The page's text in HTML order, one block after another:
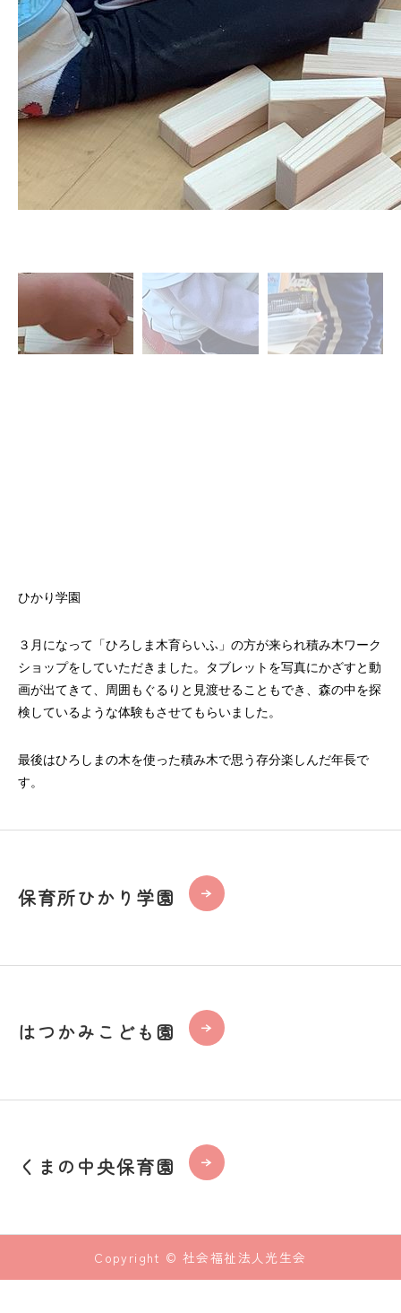
ひかり学園
３月になって「ひろしま木育らいふ」の方が来られ積み木ワーク
ショップをしていただきました。タブレットを写真にかざすと動
画が出てきて、周囲もぐるりと見渡せることもでき、森の中を探
検しているような体験もさせてもらいました。
最後はひろしまの木を使った積み木で思う存分楽しんだ年長で
す。
保育所ひかり学園
はつかみこども園
くまの中央保育園
Copyright © 社会福祉法人光生会